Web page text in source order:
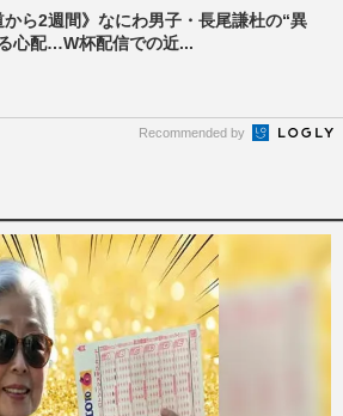
から2週間》なにわ男子・長尾謙杜の“異
心配…W杯配信での近...
Recommended by